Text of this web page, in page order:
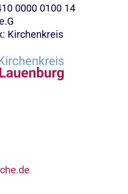
0000 0100 14
Kirchenkreis